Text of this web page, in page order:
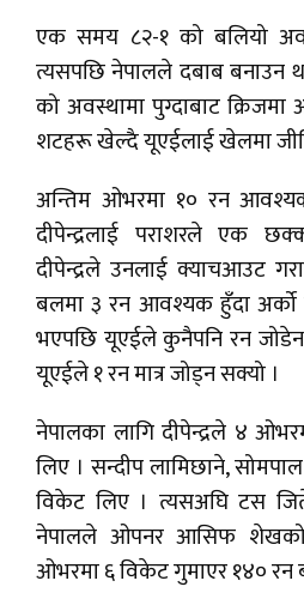
एक समय ८२-१ को बलियो
त्यसपछि नेपालले दबाब बनाउन
को अवस्थामा पुग्दाबाट
शटहरू खेल्दै यूएईलाई खेलमा
अन्तिम ओभरमा १० रन
दीपेन्द्रलाई पराशरले एक
दीपेन्द्रले उनलाई क्याचआउट
बलमा ३ रन आवश्यक हुँदा
भएपछि यूएईले कुनैपनि रन जोडेन
यूएईले १ रन मात्र जोड्न सक्यो ।
नेपालका लागि दीपेन्द्रले ४
लिए । सन्दीप लामिछाने,
विकेट लिए । त्यसअघि टस
नेपालले ओपनर आसिफ शेखको
ओभरमा ६ विकेट गुमाएर १४० रन